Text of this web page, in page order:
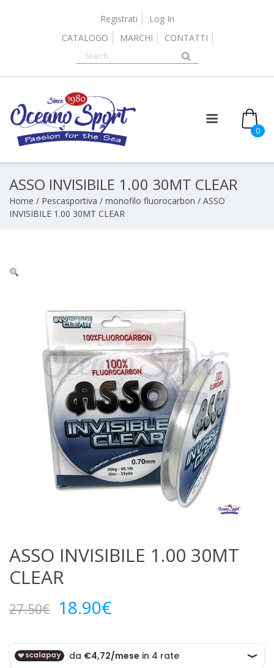
Registrati
Log In
CATALOGO
MARCHI CONTATTI
0
ASSO INVISIBILE 1.00 30MT CLEAR
Home / Pescasportiva / monofilo fluorocarbon / ASSO
INVISIBILE 1.00 30MT CLEAR
ASSO INVISIBILE 1.00 30MT
CLEAR
27.50€
Il
prezzo
27.50€.
18.90€Il
prezzo
18.90€.